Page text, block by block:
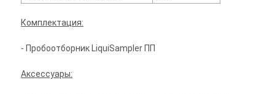
Комплектация:
- Пробоотборник LiquiSampler ПП
Аксессуары: